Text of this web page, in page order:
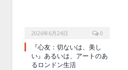
2026年6月24日 0
『心友：切ないは、美し
い』あるいは、アートのあ
るロンドン生活